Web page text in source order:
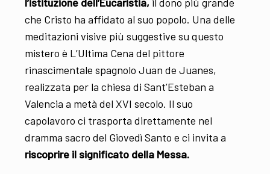
che Cristo ha affidato al suo popolo. Una delle
meditazioni visive più suggestive su questo
mistero è L’Ultima Cena del pittore
rinascimentale spagnolo Juan de Juanes,
realizzata per la chiesa di Sant’Esteban a
Valencia a metà del XVI secolo. Il suo
capolavoro ci trasporta direttamente nel
dramma sacro del Giovedì Santo e ci invita a
riscoprire il significato della Messa.